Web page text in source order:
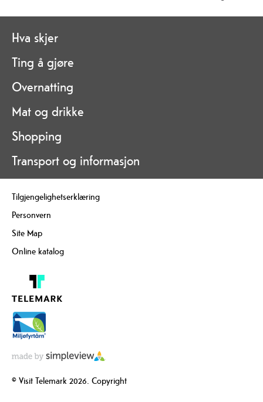
Hva skjer
Ting å gjøre
Overnatting
Mat og drikke
Shopping
Transport og informasjon
Tilgjengelighetserklæring
Personvern
Site Map
Online katalog
© Visit Telemark 2026. Copyright